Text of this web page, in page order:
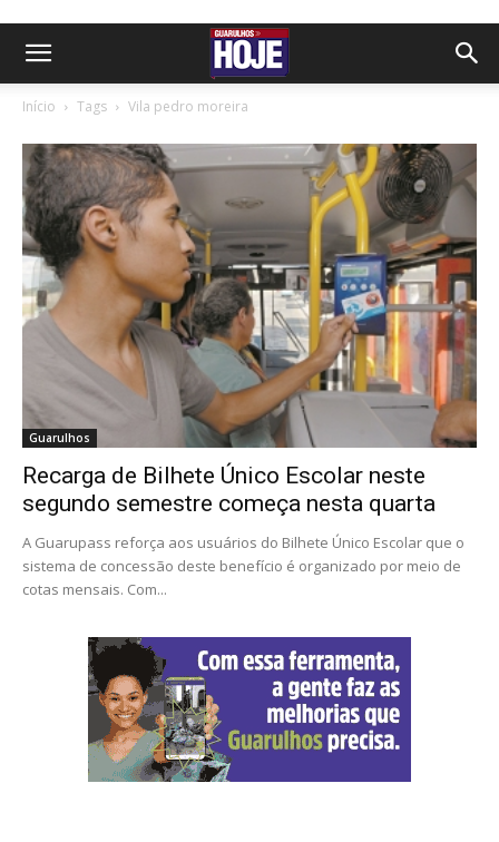
Início Tags Vila pedro moreira
Guarulhos
Recarga de Bilhete Único Escolar neste
segundo semestre começa nesta quarta
A Guarupass reforça aos usuários do Bilhete Único Escolar que o
sistema de concessão deste benefício é organizado por meio de
cotas mensais. Com...